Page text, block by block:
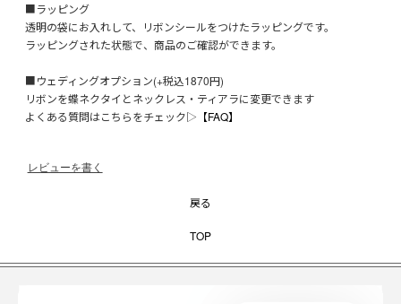
■ラッピング
透明の袋にお入れして、リボンシールをつけたラッピングです。
ラッピングされた状態で、商品のご確認ができます。
■ウェディングオプション(+税込1870円)
リボンを蝶ネクタイとネックレス・ティアラに変更できます
よくある質問はこちらをチェック▷ 【FAQ】
レビューを書く
戻る
TOP